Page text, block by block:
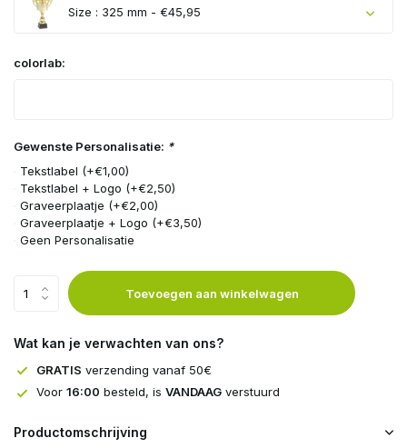
Size : 325 mm - €45,95
colorlab:
Gewenste Personalisatie: *
Tekstlabel (+€1,00)
Tekstlabel + Logo (+€2,50)
Graveerplaatje (+€2,00)
Graveerplaatje + Logo (+€3,50)
Geen Personalisatie
Toevoegen aan winkelwagen
Wat kan je verwachten van ons?
GRATIS verzending vanaf 50€
Voor 16:00 besteld, is VANDAAG verstuurd
Productomschrijving